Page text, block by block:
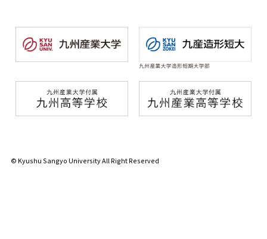
© Kyushu Sangyo University All Right Reserved